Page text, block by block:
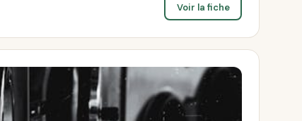
Voir la fiche